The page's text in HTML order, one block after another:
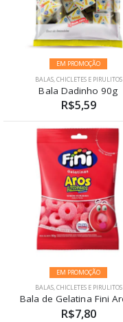
EM PROMOÇÃO
BALAS, CHICLETES E PIRULITOS
Bala Dadinho 90g
R$5,59
EM PROMOÇÃO
BALAS, CHICLETES E PIRULITOS
R$7,80